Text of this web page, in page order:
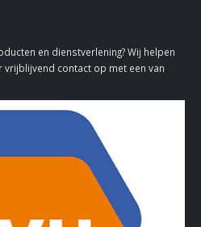
en dienstverlening? Wij helpen
contact op met een van